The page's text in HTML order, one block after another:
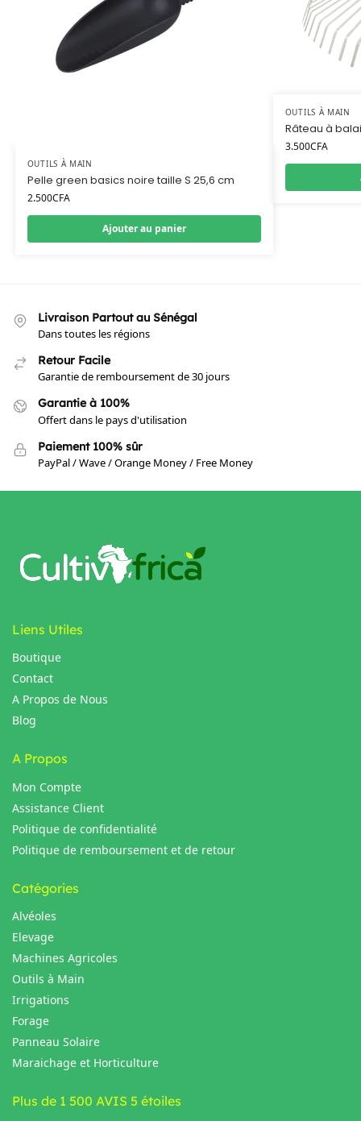
OUTILS À MAIN
Pelle green basics noire taille S 25,6 cm
2.500CFA
Ajouter au panier
OUTILS À MAIN
Râteau à
3.500CFA
Livraison Partout au Sénégal
Dans toutes les régions
Retour Facile
Garantie de remboursement de 30 jours
Garantie à 100%
Offert dans le pays d'utilisation
Paiement 100% sûr
PayPal / Wave / Orange Money / Free Money
Liens Utiles
Boutique
Contact
A Propos de Nous
Blog
A Propos
Mon Compte
Assistance Client
Politique de confidentialité
Politique de remboursement et de retour
Catégories
Alvéoles
Elevage
Machines Agricoles
Outils à Main
Irrigations
Forage
Panneau Solaire
Maraichage et Horticulture
Plus de 1 500 AVIS 5 étoiles